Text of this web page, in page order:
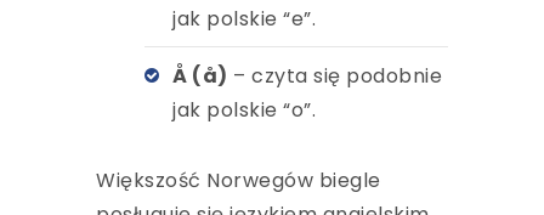
jak polskie “e”.
Å (å) – czyta się podobnie
jak polskie “o”.
Większość Norwegów biegle